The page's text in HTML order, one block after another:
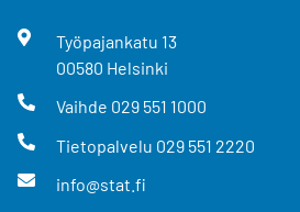
Työpajankatu 13
00580 Helsinki
Vaihde 029 551 1000
Tietopalvelu 029 551 2220
info@stat.fi